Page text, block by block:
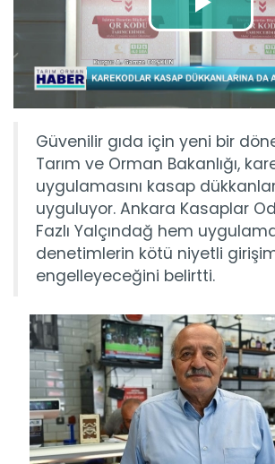
Güvenilir gıda için yeni bir
Tarım ve Orman Bakanlığı,
uygulamasını kasap
uyguluyor. Ankara Kasaplar
Fazlı Yalçındağ hem
denetimlerin kötü niyetli
engelleyeceğini belirtti.